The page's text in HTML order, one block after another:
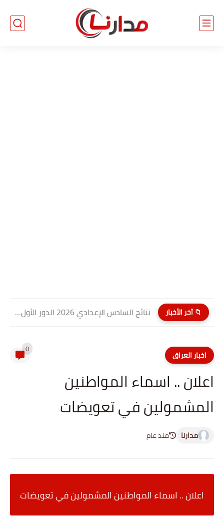
📁 آخر الأخبار نتائج السادس الإعدادي 2026 الدور الأول PDF كربلاء المقدسة| موقع...
اخبار العراق 0
اعلان .. اسماء المواطنين
المشمولين في تعويضات
مدارنا منذ عام
اعلان .. اسماء المواطنين المشمولين في تعويضات